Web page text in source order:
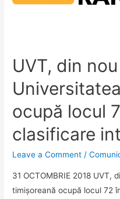
UVT, din
ocupă locul
clasificare
Leave a Comment /
31 OCTOMBRIE 2018 UVT,
timișoreană ocupă locul 72